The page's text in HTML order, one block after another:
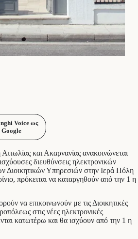
Voice ως
Google
και Ακαρνανίας ανακοινώνεται
διευθύνσεις ηλεκτρονικών
Διοικητικών Υπηρεσιών στην Ιερά Πόλη
πρόκειται να καταργηθούν από την 1 η
να επικοινωνούν με τις Διοικητικές
στις νέες ηλεκτρονικές
κατωτέρω και θα ισχύουν από την 1 η